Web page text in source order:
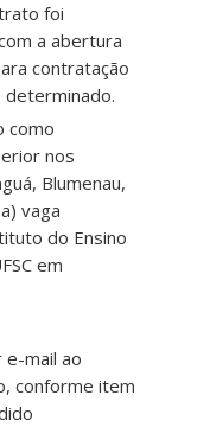
foi
a abertura
contratação
como
nos
Blumenau,
vaga
do Ensino
em
e-mail ao
conforme item